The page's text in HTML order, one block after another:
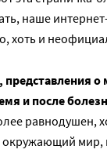
наше
хоть и
о
и после
равнодушен,
окружающий мир,